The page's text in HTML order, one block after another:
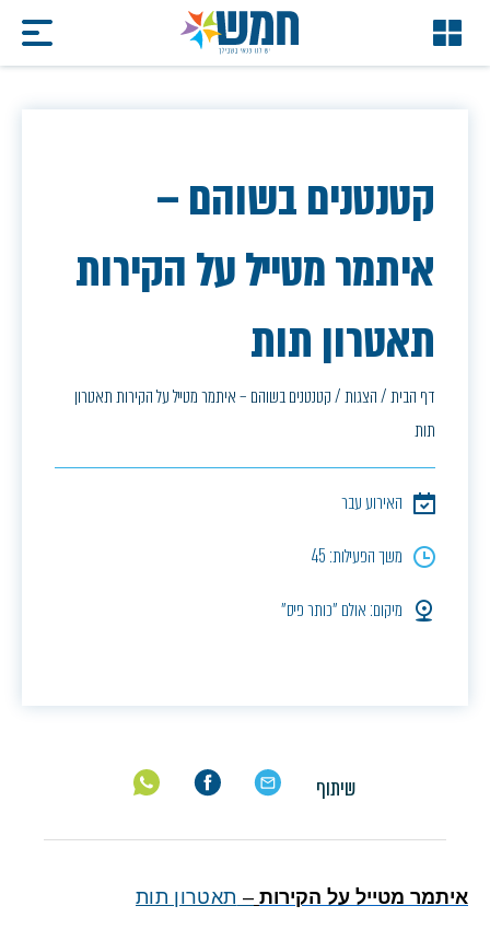
קטנטנים בשוהם –
איתמר מטייל על הקירות
תאטרון תות
דף הבית/הצגות/קטנטנים בשוהם – איתמר מטייל על הקירות תאטרון
תות
האירוע עבר
משך הפעילות: 45
מיקום: אולם ״כותר פיס״
שיתוף
איתמר מטייל על הקירות – תאטרון תות